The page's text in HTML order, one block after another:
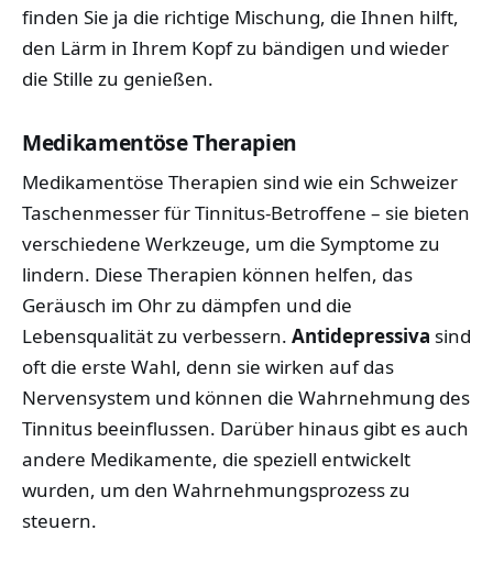
finden Sie ja die richtige Mischung, die Ihnen hilft,
den Lärm in Ihrem Kopf zu bändigen und wieder
die Stille zu genießen.
Medikamentöse Therapien
Medikamentöse Therapien sind wie ein Schweizer
Taschenmesser für Tinnitus-Betroffene – sie bieten
verschiedene Werkzeuge, um die Symptome zu
lindern. Diese Therapien können helfen, das
Geräusch im Ohr zu dämpfen und die
Lebensqualität zu verbessern. Antidepressiva sind
oft die erste Wahl, denn sie wirken auf das
Nervensystem und können die Wahrnehmung des
Tinnitus beeinflussen. Darüber hinaus gibt es auch
andere Medikamente, die speziell entwickelt
wurden, um den Wahrnehmungsprozess zu
steuern.